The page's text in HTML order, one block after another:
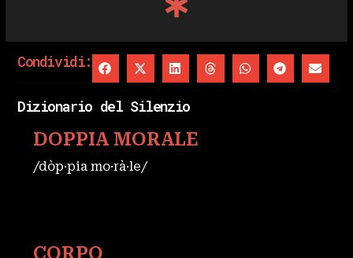
Condividi:
Dizionario del Silenzio
DOPPIA MORALE
/dòp·pia mo·rà·le/